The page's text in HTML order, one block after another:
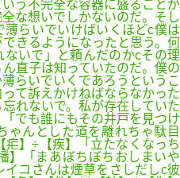
う不完全な容器に盛ることが
な想いでしかないのだ。そし
らいでいけばいくほどc僕は
きるようになったと思う。何
いで」と頼んだのかcその理
直子は知っていたのだ。僕の
らいでいくであろうというこ
て訴えかけねばならなかった
れないで。私が存在していた
でも誰にもその井戸を見つけ
ゃんとした道を離れちゃ駄目
】÷【疾】「立たなくなっち
】「まあぼちぼちおしまいや
コさんは煙草をさしだしc彼